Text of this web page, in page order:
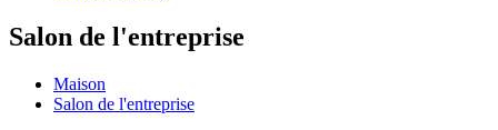
Salon de l'entreprise
Maison
Salon de l'entreprise